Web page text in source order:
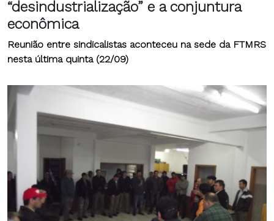
“desindustrialização” e a conjuntura
econômica
Reunião entre sindicalistas aconteceu na sede da FTMRS
nesta última quinta (22/09)